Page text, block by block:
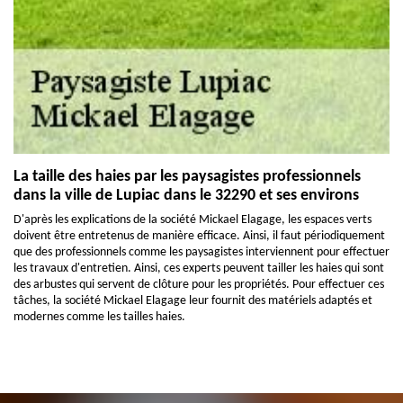
La taille des haies par les paysagistes professionnels
dans la ville de Lupiac dans le 32290 et ses environs
D'après les explications de la société Mickael Elagage, les espaces verts
doivent être entretenus de manière efficace. Ainsi, il faut périodiquement
que des professionnels comme les paysagistes interviennent pour effectuer
les travaux d'entretien. Ainsi, ces experts peuvent tailler les haies qui sont
des arbustes qui servent de clôture pour les propriétés. Pour effectuer ces
tâches, la société Mickael Elagage leur fournit des matériels adaptés et
modernes comme les tailles haies.